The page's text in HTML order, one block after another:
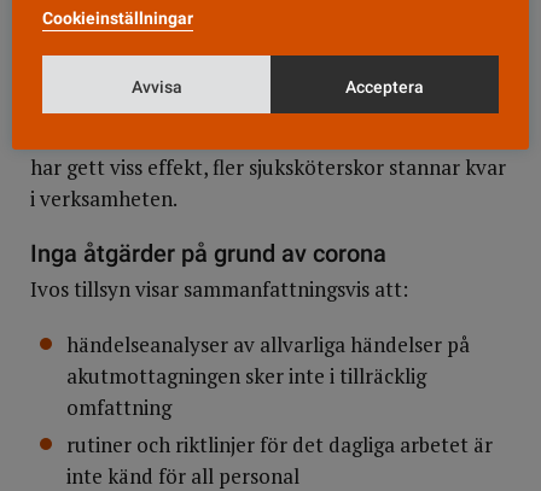
införande av ett kliniskt basår med förlängd
har gett viss effekt, fler sjuksköterskor stannar kvar
i verksamheten.
Inga åtgärder på grund av corona
Ivos tillsyn visar sammanfattningsvis att:
händelseanalyser av allvarliga händelser på
akutmottagningen sker inte i tillräcklig
omfattning
rutiner och riktlinjer för det dagliga arbetet är
inte känd för all personal
Cookieinställningar
Avvisa Acceptera